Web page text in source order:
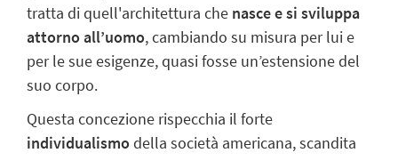
tratta di quell'architettura che nasce e si sviluppa
attorno all’uomo, cambiando su misura per lui e
per le sue esigenze, quasi fosse un’estensione del
suo corpo.
Questa concezione rispecchia il forte
individualismodella società americana, scandita